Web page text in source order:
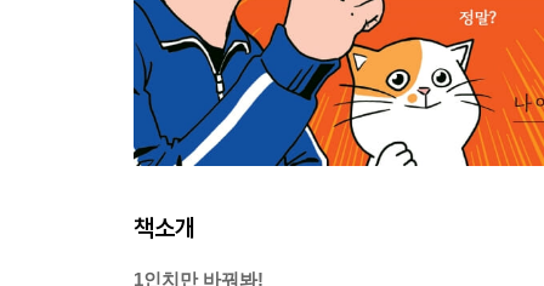
책소개
1인치만 바꿔봐!